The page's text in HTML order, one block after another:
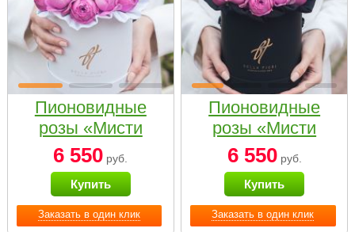
Заказать в один клик
Пионовидные
розы «Мисти
бабблс» в белой
коробке Small
6 550 руб.
Купить
Заказать в один клик
Пионовидные
розы «Мисти
бабблс» в
черной коробке
Small
6 550руб.
Купить